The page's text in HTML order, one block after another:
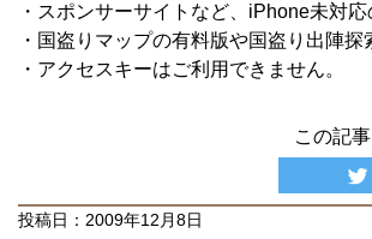
・スポンサーサイトなど、iPhone未対
・国盗りマップの有料版や国盗り出陣探
・アクセスキーはご利用できません。
この記
投稿日：2009年12月8日